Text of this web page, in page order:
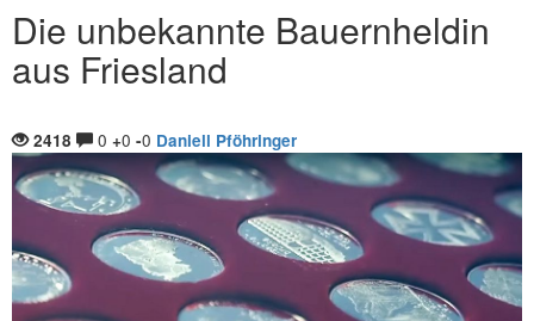
Die unbekannte Bauernheldin
aus Friesland
2418 0 +0 -0 Daniell Pföhringer